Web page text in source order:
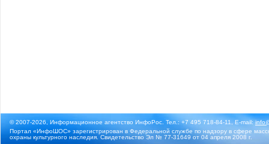
© 2007-2026, Информационное агентство ИнфоРос. Тел.: +7 495 718-84-11, E-mail:
Портал «ИнфоШОС» зарегистрирован в Федеральной службе по надзору в сфере
охраны культурного наследия. Свидетельство Эл № 77-31649 от 04 апреля 2008 г.